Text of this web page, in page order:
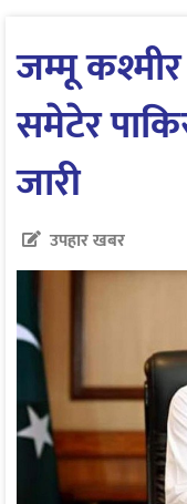
जम्मू
समेटेर
जारी
उपहार खबर